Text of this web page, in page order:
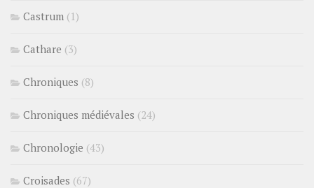
Castrum (1)
Cathare (3)
Chroniques (8)
Chroniques médiévales (24)
Chronologie (43)
Croisades (67)